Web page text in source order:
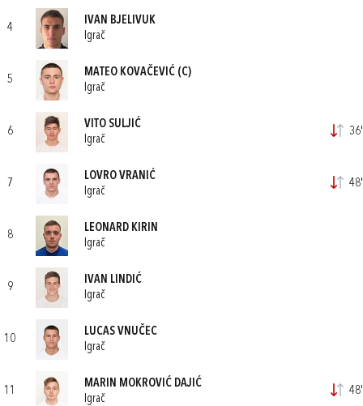
4
IVAN BJELIVUK
Igrač
5
MATEO KOVAČEVIĆ (C)
Igrač
6
VITO SULJIĆ
Igrač
36'
7
LOVRO VRANIĆ
Igrač
48'
8
LEONARD KIRIN
Igrač
9
IVAN LINDIĆ
Igrač
10
LUCAS VNUČEC
Igrač
11
MARIN MOKROVIĆ DAJIĆ
Igrač
48'